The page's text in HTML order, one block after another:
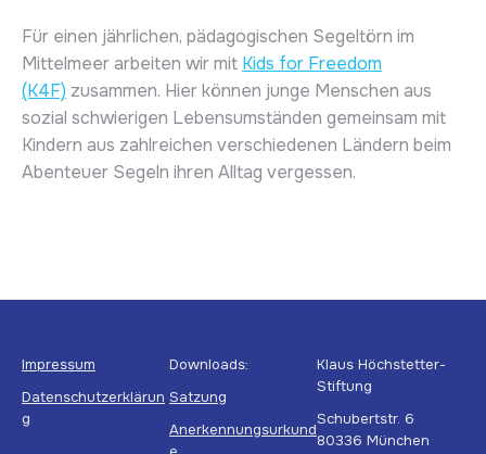
Für einen jährlichen, pädagogischen Segeltörn im
Mittelmeer arbeiten wir mit Kids for Freedom
(K4F) zusammen. Hier können junge Menschen aus
sozial schwierigen Lebensumständen gemeinsam mit
Kindern aus zahlreichen verschiedenen Ländern beim
Abenteuer Segeln ihren Alltag vergessen.
Impressum
Datenschutzerklärun
g
Downloads:
Satzung
Anerkennungsurkund
Klaus Höchstetter-
Stiftung
Schubertstr. 6
80336 München